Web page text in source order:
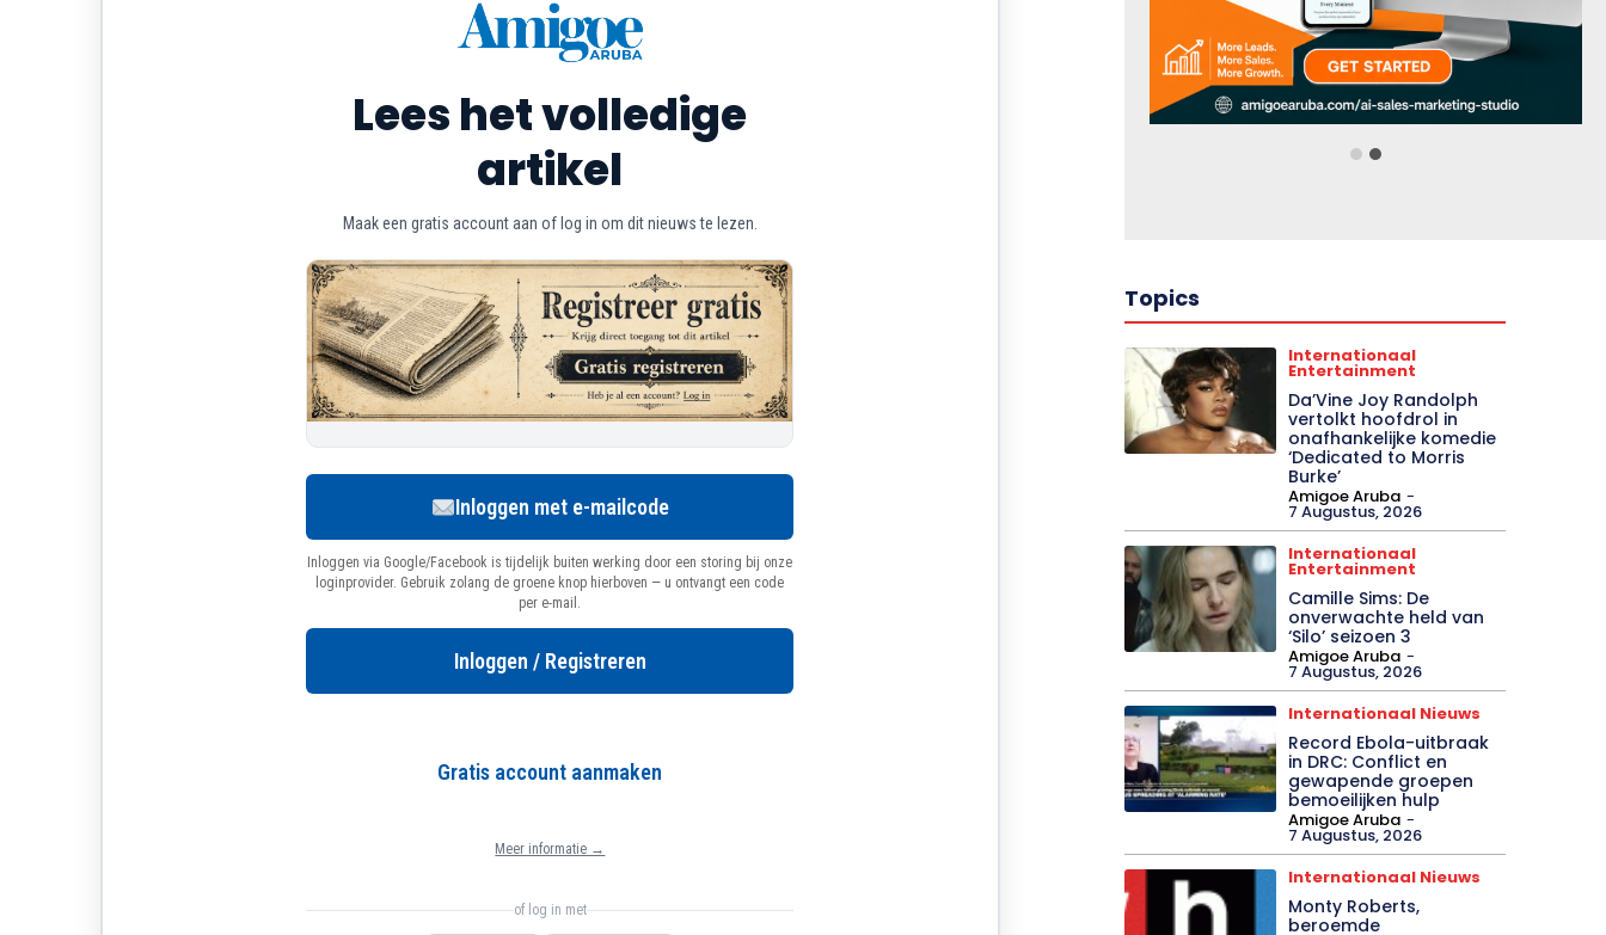
Lees het volledige
artikel
Maak een gratis account aan of log in om dit nieuws te lezen.
Inloggen met e-mailcode
Inloggen via Google/Facebook is tijdelijk buiten werking door een storing bij onze
loginprovider. Gebruik zolang de groene knop hierboven — u ontvangt een code
per e-mail.
Inloggen / Registreren
Gratis account aanmaken
Meer informatie →
of log in met
Topics
Internationaal
Entertainment
Da’Vine Joy Randolph
vertolkt hoofdrol in
onafhankelijke komedie
‘Dedicated to Morris
Burke’
Amigoe Aruba -
7 Augustus, 2026
Internationaal
Entertainment
Camille Sims: De
onverwachte held van
‘Silo’ seizoen 3
Amigoe Aruba -
7 Augustus, 2026
Internationaal Nieuws
Record Ebola-uitbraak
in DRC: Conflict en
gewapende groepen
bemoeilijken hulp
Amigoe Aruba -
7 Augustus, 2026
Internationaal Nieuws
Monty Roberts,
beroemde